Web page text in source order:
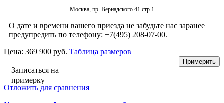
Москва, пр. Вернадского 41 стр 1
О дате и времени вашего приезда не забудьте нас заранее
предупредить по телефону: +7(495) 208-07-00.
Цена: 369 900 руб. Таблица размеров
Записаться на
примерку
Отложить для сравнения